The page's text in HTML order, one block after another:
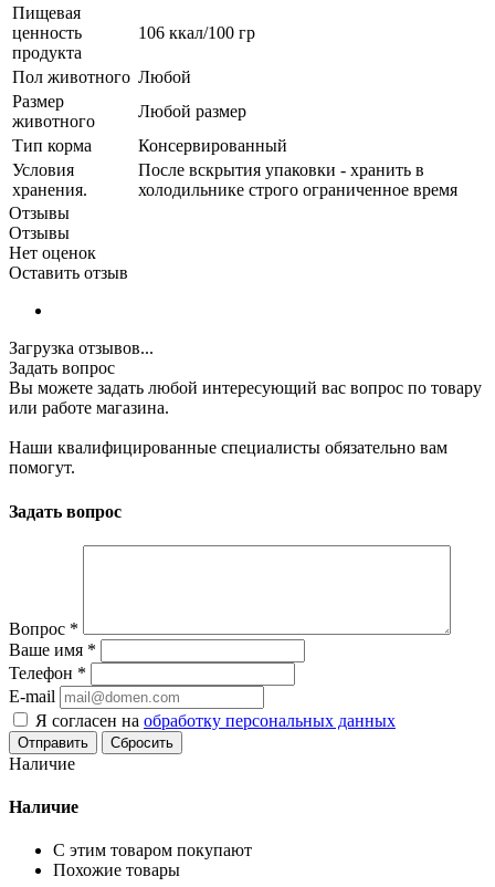
Пищевая
ценность
продукта
106 ккал/100 гр
Пол животного Любой
Размер
животного
Любой размер
Тип корма
Консервированный
Условия
хранения.
После вскрытия упаковки - хранить в
холодильнике строго ограниченное время
Отзывы
Отзывы
Нет оценок
Оставить отзыв
Загрузка отзывов...
Задать вопрос
Вы можете задать любой интересующий вас вопрос по товару
или работе магазина.
Наши квалифицированные специалисты обязательно вам
помогут.
Задать вопрос
Вопрос *
Ваше имя *
Телефон *
E-mail
Я согласен на обработку персональных данных
Сбросить
Наличие
Наличие
С этим товаром покупают
Похожие товары